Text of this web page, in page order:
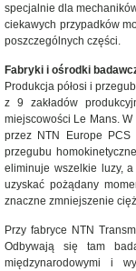
specjalnie dla
ciekawych przypadków
poszczególnych części.
Fabryki i ośrodki
Produkcja półosi i
z 9 zakładów
miejscowości Le Mans.
przez NTN Europe PCS
przegubu
eliminuje wszelkie luzy,
uzyskać pożądany
znaczne zmniejszenie
Przy fabryce NTN
Odbywają się tam
międzynarodowymi i